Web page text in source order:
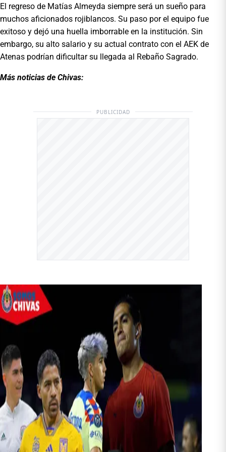
El regreso de Matías Almeyda siempre será un sueño para
muchos aficionados rojiblancos. Su paso por el equipo fue
exitoso y dejó una huella imborrable en la institución. Sin
embargo, su alto salario y su actual contrato con el AEK de
Atenas podrían dificultar su llegada al Rebaño Sagrado.
Más noticias de Chivas:
PUBLICIDAD